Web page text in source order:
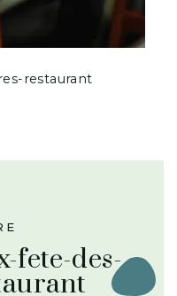
restaurant
fete-des-